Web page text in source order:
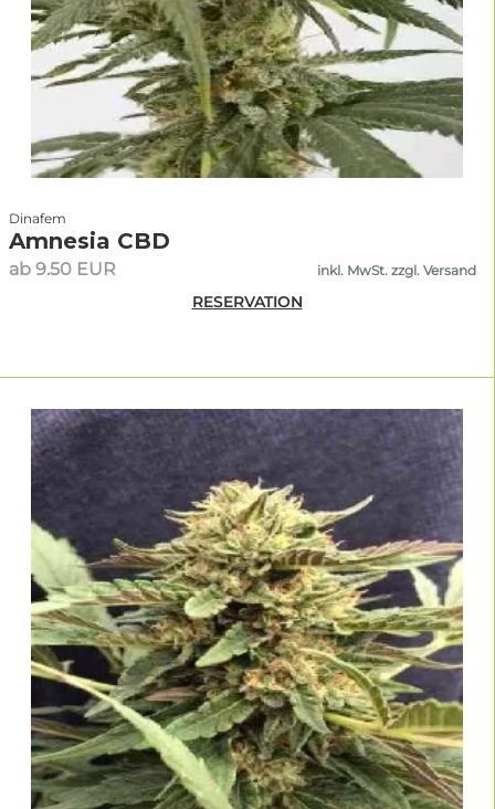
Dinafem
Amnesia CBD
ab 9.50 EUR inkl. MwSt. zzgl. Versand
RESERVATION